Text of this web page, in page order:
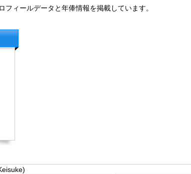
ィールデータと年俸情報を掲載しています。